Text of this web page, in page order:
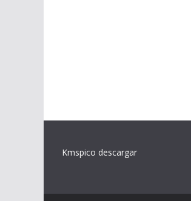
Kmspico descargar